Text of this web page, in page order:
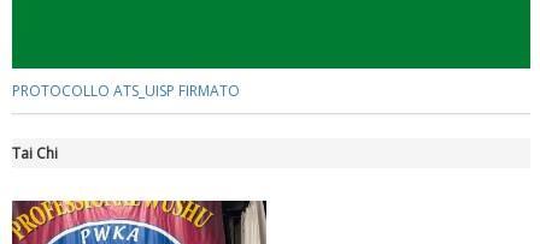
Tiziano Pesce a Radio InBlu2000 traccia il bilancio della stagione
PROTOCOLLO ATS_UISP FIRMATO
Tai Chi